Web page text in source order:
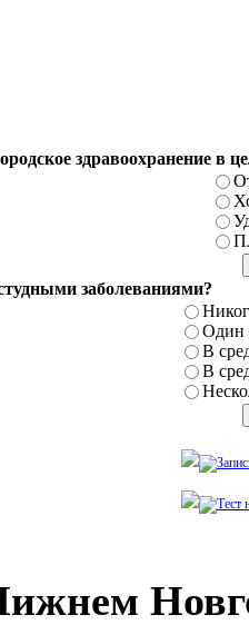
здравоохранение в
заболеваниями?
Один
В
В